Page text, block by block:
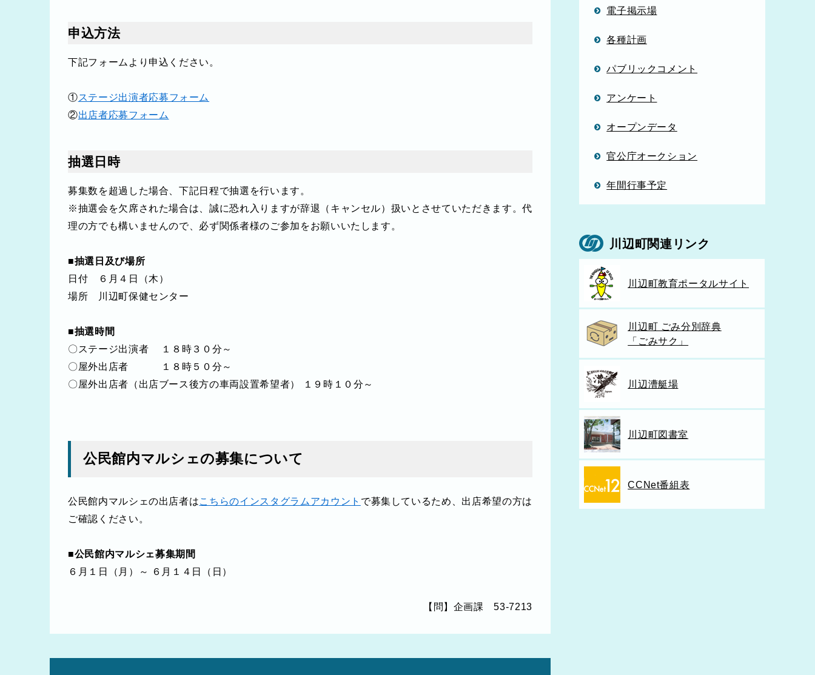
申込方法
下記フォームより申込ください。
①ステージ出演者応募フォーム
②出店者応募フォーム
抽選日時
募集数を超過した場合、下記日程で抽選を行います。
※抽選会を欠席された場合は、誠に恐れ入りますが辞退（キャンセル）扱いとさせていただきます。代
理の方でも構いませんので、必ず関係者様のご参加をお願いいたします。
■抽選日及び場所
日付 ６月４日（木）
場所 川辺町保健センター
■抽選時間
〇ステージ出演者 １８時３０分～
〇屋外出店者 １８時５０分～
〇屋外出店者（出店ブース後方の車両設置希望者） １９時１０分～
公民館内マルシェの募集について
公民館内マルシェの出店者はこちらのインスタグラムアカウント で募集しているため、出店希望の方は
ご確認ください。
■公民館内マルシェ募集期間
６月１日（月）～ ６月１４日（日）
【問】企画課 53-7213
電子掲示場
各種計画
パブリックコメント
アンケート
オープンデータ
官公庁オークション
年間行事予定
川辺町関連リンク
川辺町教育ポータルサイト
川辺町 ごみ分別辞典
「ごみサク」
川辺漕艇場
川辺町図書室
CCNet番組表